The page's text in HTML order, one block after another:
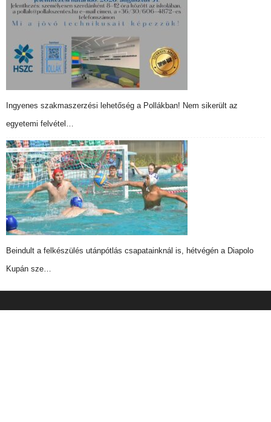
Ingyenes szakmaszerzési lehetőség a Pollákban! Nem sikerült az
egyetemi felvétel…
Beindult a felkészülés utánpótlás csapatainknál is, hétvégén a Diapolo
Kupán sze…